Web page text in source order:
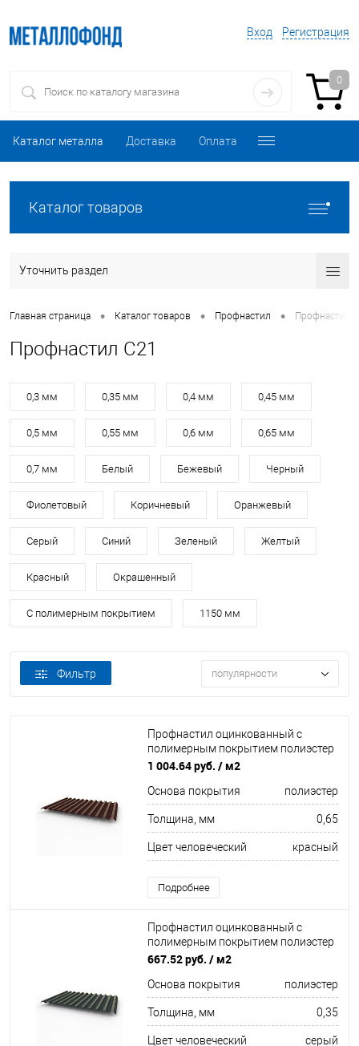
Вход Регистрация
0
Каталог металла Доставка Оплата
Каталог товаров
Уточнить раздел
Главная страница • Каталог товаров • Профнастил • Профнастил
Профнастил C21
0,3 мм 0,35 мм 0,4 мм 0,45 мм
0,5 мм 0,55 мм 0,6 мм 0,65 мм
0,7 мм Белый Бежевый Черный
Фиолетовый Коричневый Оранжевый
Серый Синий Зеленый Желтый
Красный Окрашенный
С полимерным покрытием 1150 мм
Фильтр популярности
Профнастил оцинкованный с
полимерным покрытием полиэстер
С21 buildstor 0,65х1051мм RAL 3007
1 004.64 руб. / м2
Основа покрытия полиэстер
Толщина, мм 0,65
Цвет человеческий красный
Подробнее
Профнастил оцинкованный с
полимерным покрытием полиэстер
С21 buildstor 0,35х1051мм RAL 7016
667.52 руб. / м2
Основа покрытия полиэстер
Толщина, мм 0,35
Цвет человеческий серый